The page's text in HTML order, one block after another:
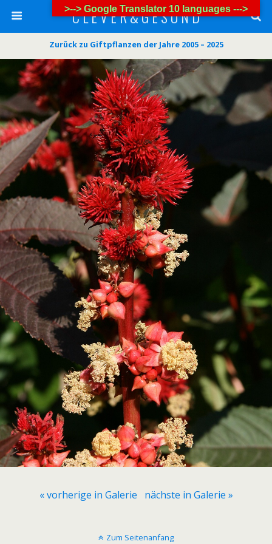
C L E V E R & G E S U N D
Zurück zu Giftpflanzen der Jahre 2005 – 2025
« vorherige in Galerie nächste in Galerie »
Zum Seitenanfang
>--> Google Translator 10 languages --->